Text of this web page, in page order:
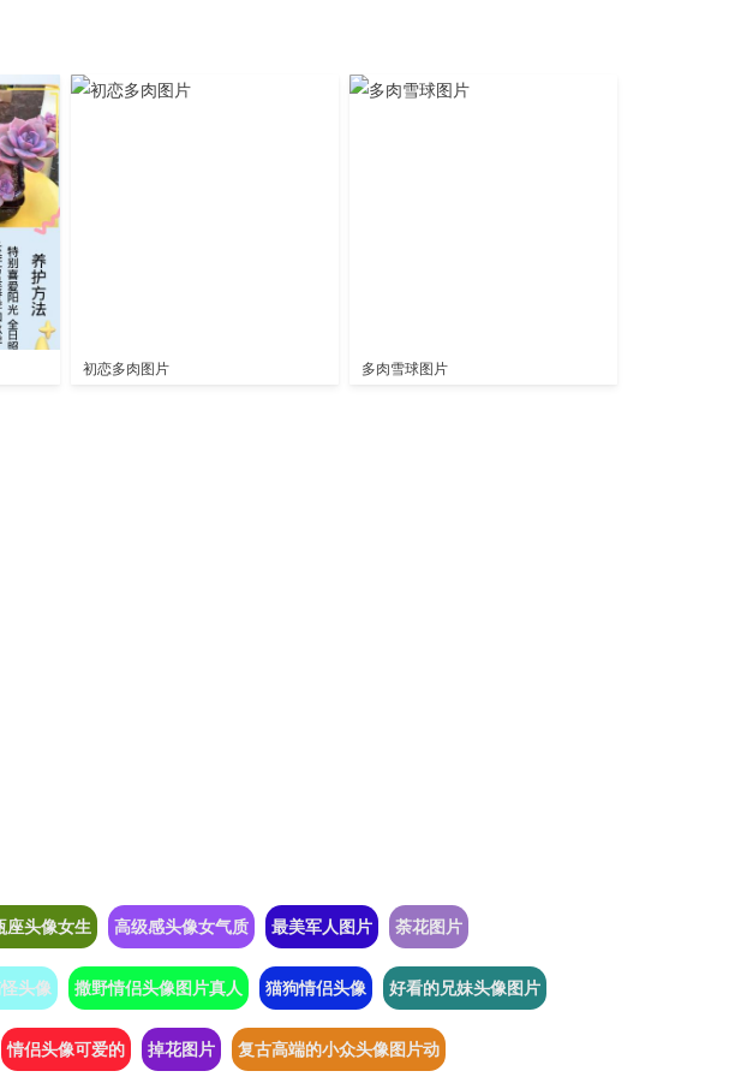
初恋多肉图片 多肉雪球图片
座头像女生 高级感头像女气质 最美军人图片 荼花图片
头像 撒野情侣头像图片真人 猫狗情侣头像 好看的兄妹头像图片
情侣头像可爱的 掉花图片 复古高端的小众头像图片动